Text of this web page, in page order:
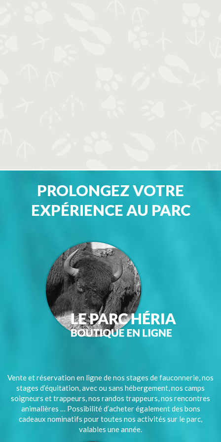
PROLONGEZ VOTRE
EXPÉRIENCE AU PARC
Vente et réservation en ligne de nos stages de fauconnerie, nos
stages d’équitation, avec ou sans hébergement, nos camps
soigneurs et trappeurs, nos randos trappeurs, nos rencontres
animalières … Possibilité d’acheter également des bons
cadeaux nominatifs pour toutes nos activités sur le parc,
valables une année.